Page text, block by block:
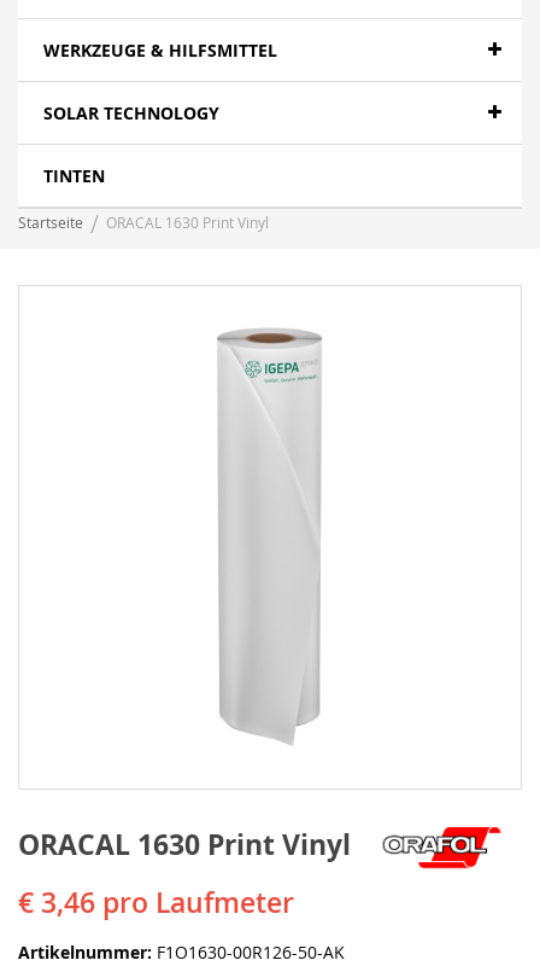
WERKZEUGE & HILFSMITTEL
SOLAR TECHNOLOGY
TINTEN
Startseite ORACAL 1630 Print Vinyl
ORACAL 1630 Print Vinyl
€ 3,46 pro Laufmeter
Artikelnummer F1O1630-00R126-50-AK